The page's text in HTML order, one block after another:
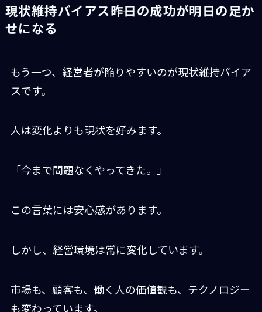
現状維持バイアス――昨日の成功が明日の足か
せになる
もう一つ、経営者が陥りやすいのが現状維持バイア
スです。
人は変化よりも現状を好みます。
「今まで問題なくやってきた。」
この言葉には安心感があります。
しかし、経営環境は常に変化しています。
市場も、顧客も、働く人の価値観も、テクノロジー
も変わっています。